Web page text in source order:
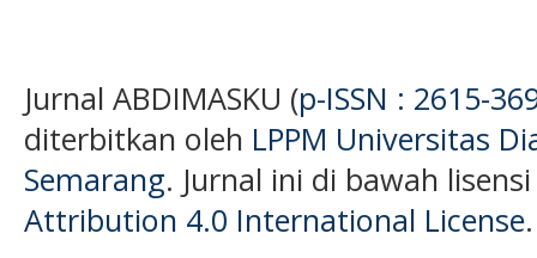
Jurnal ABDIMASKU (p-ISSN : 2615-
diterbitkan oleh LPPM Universitas
Semarang. Jurnal ini di bawah
Attribution 4.0 International License.